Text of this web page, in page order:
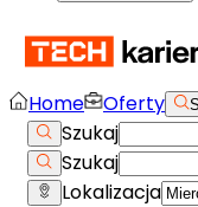
Home Oferty
Szukaj
Szukaj
Lokalizacja